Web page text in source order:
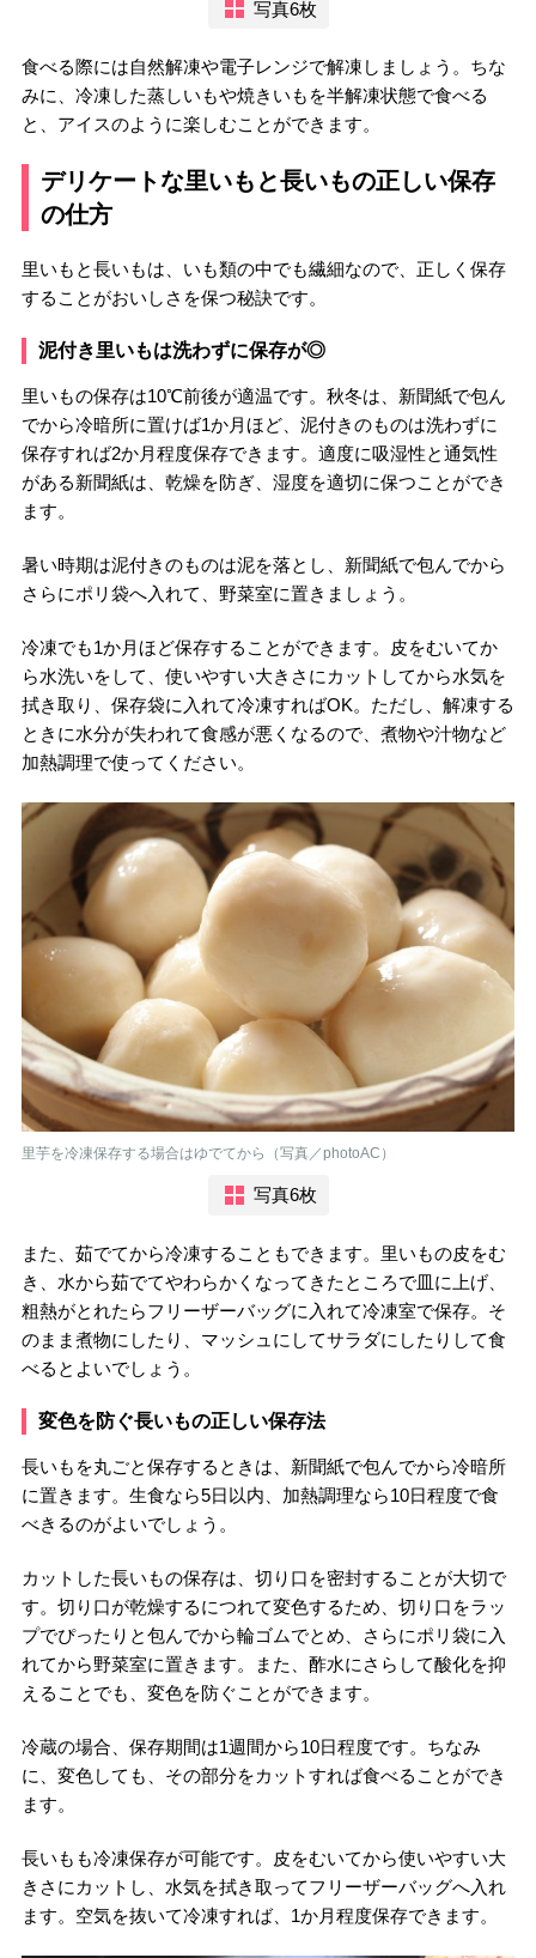
写真6枚
食べる際には自然解凍や電子レンジで解凍しましょう。ちな
みに、冷凍した蒸しいもや焼きいもを半解凍状態で食べる
と、アイスのように楽しむことができます。
デリケートな里いもと長いもの正しい保存
の仕方
里いもと長いもは、いも類の中でも繊細なので、正しく保存
することがおいしさを保つ秘訣です。
泥付き里いもは洗わずに保存が◎
里いもの保存は10℃前後が適温です。秋冬は、新聞紙で包ん
でから冷暗所に置けば1か月ほど、泥付きのものは洗わずに
保存すれば2か月程度保存できます。適度に吸湿性と通気性
がある新聞紙は、乾燥を防ぎ、湿度を適切に保つことができ
ます。
暑い時期は泥付きのものは泥を落とし、新聞紙で包んでから
さらにポリ袋へ入れて、野菜室に置きましょう。
冷凍でも1か月ほど保存することができます。皮をむいてか
ら水洗いをして、使いやすい大きさにカットしてから水気を
拭き取り、保存袋に入れて冷凍すればOK。ただし、解凍する
ときに水分が失われて食感が悪くなるので、煮物や汁物など
加熱調理で使ってください。
里芋を冷凍保存する場合はゆでてから（写真／photoAC）
写真6枚
また、茹でてから冷凍することもできます。里いもの皮をむ
き、水から茹でてやわらかくなってきたところで皿に上げ、
粗熱がとれたらフリーザーバッグに入れて冷凍室で保存。そ
のまま煮物にしたり、マッシュにしてサラダにしたりして食
べるとよいでしょう。
変色を防ぐ長いもの正しい保存法
長いもを丸ごと保存するときは、新聞紙で包んでから冷暗所
に置きます。生食なら5日以内、加熱調理なら10日程度で食
べきるのがよいでしょう。
カットした長いもの保存は、切り口を密封することが大切で
す。切り口が乾燥するにつれて変色するため、切り口をラッ
プでぴったりと包んでから輪ゴムでとめ、さらにポリ袋に入
れてから野菜室に置きます。また、酢水にさらして酸化を抑
えることでも、変色を防ぐことができます。
冷蔵の場合、保存期間は1週間から10日程度です。ちなみ
に、変色しても、その部分をカットすれば食べることができ
ます。
長いもも冷凍保存が可能です。皮をむいてから使いやすい大
きさにカットし、水気を拭き取ってフリーザーバッグへ入れ
ます。空気を抜いて冷凍すれば、1か月程度保存できます。